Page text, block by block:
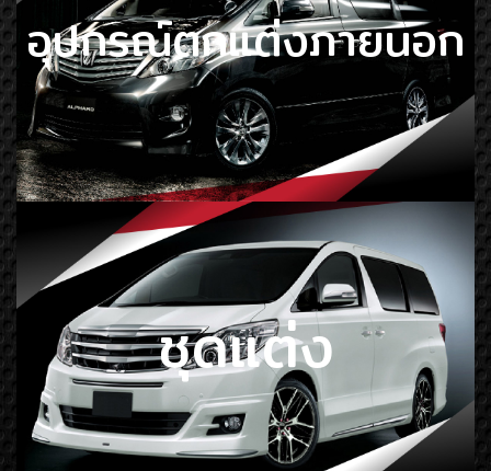
อุปกรณ์ตกแต่งภายนอก
ชุดแต่ง